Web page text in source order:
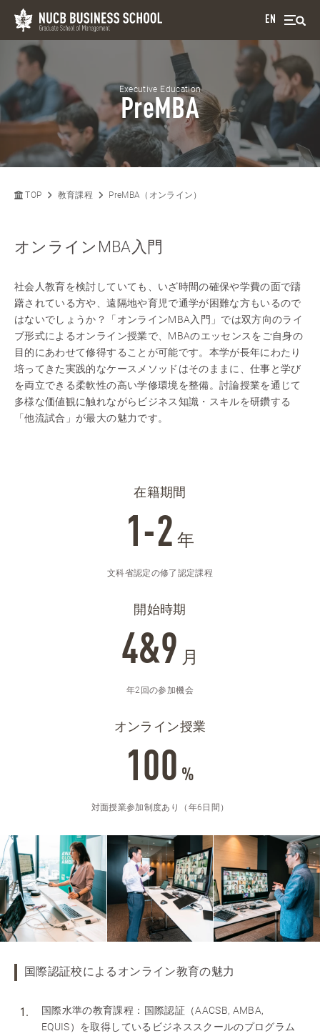
EN
Executive Education
PreMBA
TOP 教育課程 PreMBA（オンライン）
オンラインMBA入門
社会人教育を検討していても、いざ時間の確保や学費の面で躊
躇されている方や、遠隔地や育児で通学が困難な方もいるので
はないでしょうか？「オンラインMBA入門」では双方向のライ
ブ形式によるオンライン授業で、MBAのエッセンスをご自身の
目的にあわせて修得することが可能です。本学が長年にわたり
培ってきた実践的なケースメソッドはそのままに、仕事と学び
を両立できる柔軟性の高い学修環境を整備。討論授業を通じて
多様な価値観に触れながらビジネス知識・スキルを研鑽する
「他流試合」が最大の魅力です。
在籍期間
1-2 年
文科省認定の修了認定課程
開始時期
4&9 月
年2回の参加機会
オンライン授業
100 %
対面授業参加制度あり（年6日間）
国際認証校によるオンライン教育の魅力
国際水準の教育課程：国際認証（AACSB, AMBA,
EQUIS）を取得しているビジネススクールのプログラム